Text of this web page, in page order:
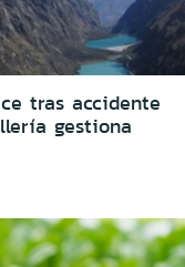
tras accidente
gestiona